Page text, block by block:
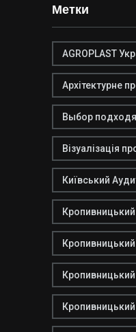
Метки
AGROPLAST
Архітектурне
Выбор
Візуалізація
Київський
Кропивницький
Кропивницький
Кропивницький